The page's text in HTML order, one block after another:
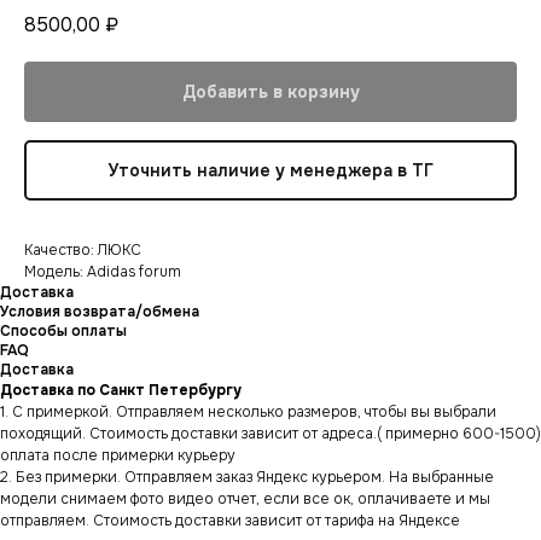
8500,00 ₽
Добавить в корзину
Уточнить наличие у менеджера в ТГ
Качество: ЛЮКС
Модель: Adidas forum
Доставка
Условия возврата/обмена
Способы оплаты
FAQ
Доставка
Доставка по Санкт Петербургу
1. С примеркой. Отправляем несколько размеров, чтобы вы выбрали
походящий. Стоимость доставки зависит от адреса.( примерно 600-1500)
оплата после примерки курьеру
2. Без примерки. Отправляем заказ Яндекс курьером. На выбранные
модели снимаем фото видео отчет, если все ок, оплачиваете и мы
отправляем. Стоимость доставки зависит от тарифа на Яндексе